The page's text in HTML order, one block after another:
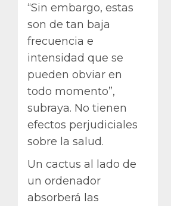
“Sin embargo, estas
son de tan baja
frecuencia e
intensidad que se
pueden obviar en
todo momento”,
subraya. No tienen
efectos perjudiciales
sobre la salud.
Un cactus al lado de
un ordenador
absorberá las